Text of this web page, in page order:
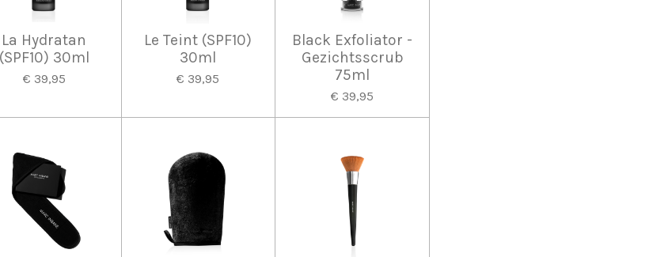
La Hydratan
(SPF10) 30ml
€ 39,95
Le Teint (SPF10)
30ml
€ 39,95
Black Exfoliator -
Gezichtsscrub
75ml
€ 39,95